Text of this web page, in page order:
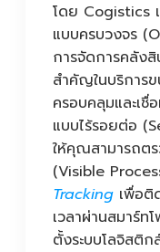
โดย Cogistics
แบบครบวงจร
การจัดการคลังสิ
สำคัญในบริการ
ครอบคลุมและเชื่
แบบไร้รอยต่อ
ให้คุณสามารถต
(Visible
Tracking เพื่อติ
เวลาผ่านสมาร์
ตั้งระบบโลจิสติ